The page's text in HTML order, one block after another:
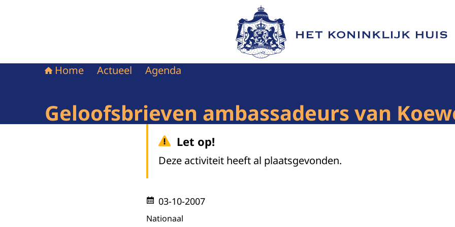
Naar de homepage van Het Koninklijk Huis
Home Actueel Agenda
Geloofsbrieven ambassadeurs van
Let op!
Deze activiteit heeft al plaatsgevonden.
03-10-2007
Nationaal